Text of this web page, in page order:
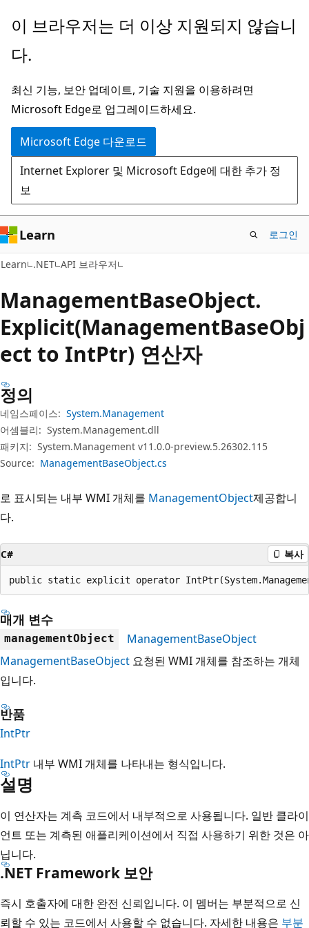
주
콘
츠
로
건
너
뛰
기
페
지
탐
색
으
로
건
너
뛰
기
이 브라우저는 더 이상 지원되지 않습니
다.
최신 기능, 보안 업데이트, 기술 지원을 이용하려면
Microsoft Edge로 업그레이드하세요.
Microsoft Edge 다운로드
Internet Explorer 및 Microsoft Edge에 대한 추가 정
보
Learn 로그인
Learn .NET API 브라우저
ManagementBaseObject.
Explicit(ManagementBaseObj
ect to IntPtr) 연산자
정의
네임스페이스: System.Management
어셈블리: System.Management.dll
패키지: System.Management v11.0.0-preview.5.26302.115
Source: ManagementBaseObject.cs
로 표시되는 내부 WMI 개체를 ManagementObject제공합니
다.
C# 복사
public static explicit operator
매개 변수
managementObject
ManagementBaseObject
ManagementBaseObject 요청된 WMI 개체를 참조하는 개체
입니다.
반품
IntPtr
IntPtr 내부 WMI 개체를 나타내는 형식입니다.
설명
이 연산자는 계측 코드에서 내부적으로 사용됩니다. 일반 클라이
언트 또는 계측된 애플리케이션에서 직접 사용하기 위한 것은 아
닙니다.
.NET Framework 보안
즉시 호출자에 대한 완전 신뢰입니다. 이 멤버는 부분적으로 신
뢰할 수 있는 코드에서 사용할 수 없습니다. 자세한 내용은 부분